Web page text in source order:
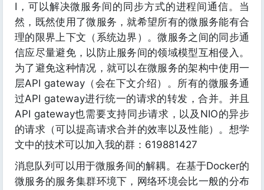
I，可以解决微服务间的同步方式的进程间通信。当
然，既然使用了微服务，就希望所有的微服务能有合
理的限界上下文（系统边界）。微服务之间的同步通
信应尽量避免，以防止服务间的领域模型互相侵入。
为了避免这种情况，就可以在微服务的架构中使用一
层API gateway（会在下文介绍）。所有的微服务通
过API gateway进行统一的请求的转发，合并。并且
API gateway也需要支持同步请求，以及NIO的异步
的请求（可以提高请求合并的效率以及性能）。想学
文中的技术可以加入我的群：619881427
消息队列可以用于微服务间的解耦。在基于Docker的
微服务的服务集群环境下，网络环境会比一般的分布